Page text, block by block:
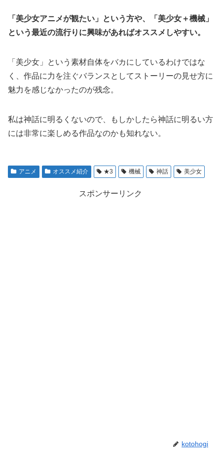
「美少女アニメが観たい」という方や、「美少女＋機械」
という最近の流行りに興味があればオススメしやすい。
「美少女」という素材自体をバカにしているわけではな
く、作品に力を注ぐバランスとしてストーリーの見せ方に
魅力を感じなかったのが残念。
私は神話に明るくないので、もしかしたら神話に明るい方
には非常に楽しめる作品なのかも知れない。
アニメ オススメ紹介 ★3 機械 神話 美少女
スポンサーリンク
kotohogi